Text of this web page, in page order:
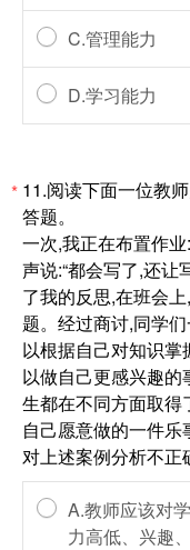
C.管理能力
D.学习能力
* 11.阅读下面一位教
答题。
一次,我正在布置作
声说:“都会写了,还让
了我的反思,在班会
题。经过商讨,同学
以根据自己对知识
以做自己更感兴趣
生都在不同方面取得
自己愿意做的一件乐
对上述案例分析不
A.教师应该对
力高低、兴趣